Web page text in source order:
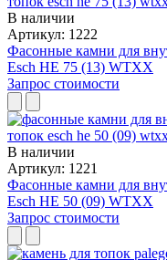
В наличии
Артикул: 1222
Фасонные камни для
Esch HE 75 (13) WTXX
Запрос стоимости
В наличии
Артикул: 1221
Фасонные камни для
Esch HE 50 (09) WTXX
Запрос стоимости